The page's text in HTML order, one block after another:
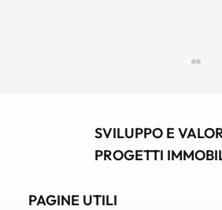
SVILUPPO E
PROGETTI
PAGINE UTILI